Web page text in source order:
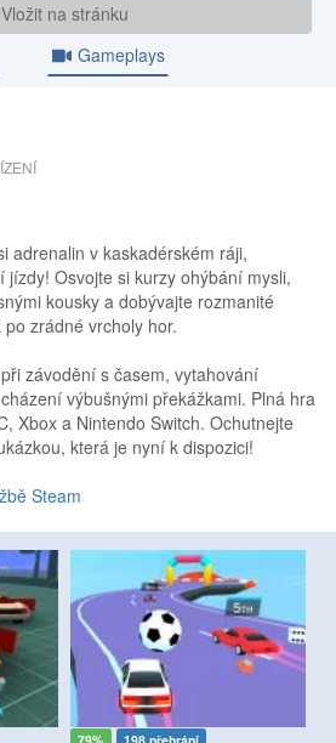
Vložit na stránku
Gameplays
adrenalin v kaskadérském ráji,
Osvojte si kurzy ohýbání mysli,
kousky a dobývajte rozmanité
zrádné vrcholy hor.
závodění s časem, vytahování
výbušnými překážkami. Plná hra
Xbox a Nintendo Switch. Ochutnejte
která je nyní k dispozici!
Steam